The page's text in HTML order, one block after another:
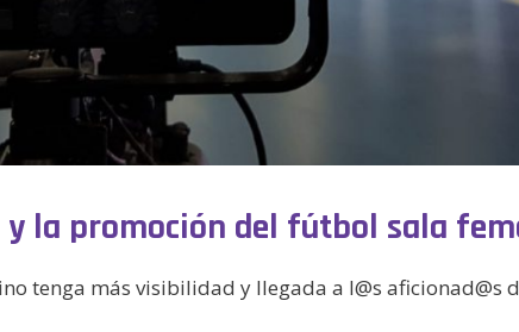
la promoción del fútbol sala
tenga más visibilidad y llegada a l@s aficionad@s